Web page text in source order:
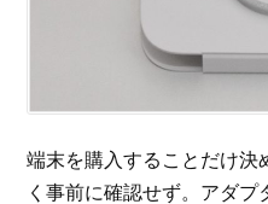
端末を購入することだけ決
く事前に確認せず。アダ